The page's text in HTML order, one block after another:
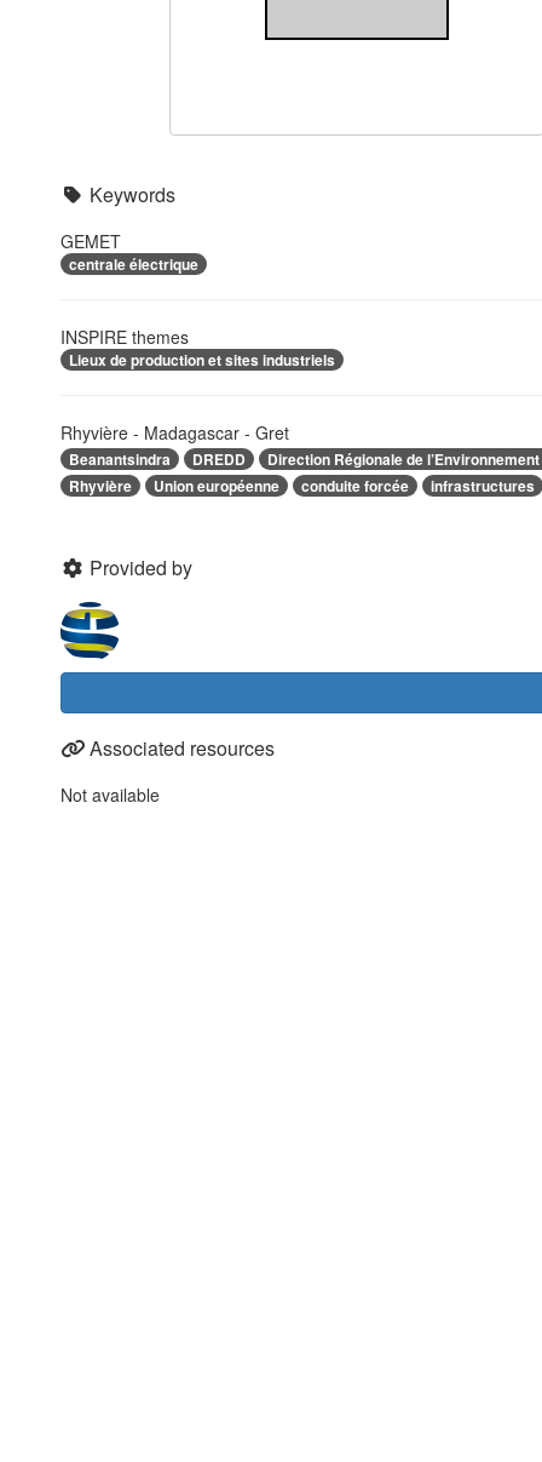
Keywords
GEMET
centrale électrique
INSPIRE themes
Lieux de production et sites industriels
Rhyvière - Madagascar - Gret
Beanantsindra DREDD
Direction Régionale de
Rhyvière
Union européenne conduite forcée infrastructures
Provided by
Associated resources
Not available